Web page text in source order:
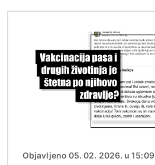
Objavljeno 05. 02. 2026. u 15:09